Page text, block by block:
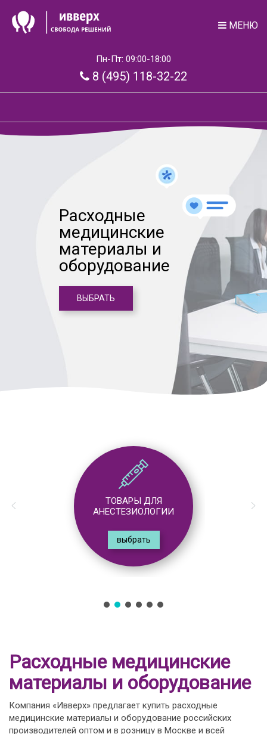
МЕНЮ
Пн-Пт: 09:00-18:00
8 (495) 118-32-22
Расходные
медицинские
материалы и
оборудование
ВЫБРАТЬ
ТОВАРЫ ДЛЯ
АНЕСТЕЗИОЛОГИИ
выбрать
Расходные медицинские
материалы и оборудование
Компания «Ивверх» предлагает купить расходные
медицинские материалы и оборудование российских
производителей оптом и в розницу в Москве и всей